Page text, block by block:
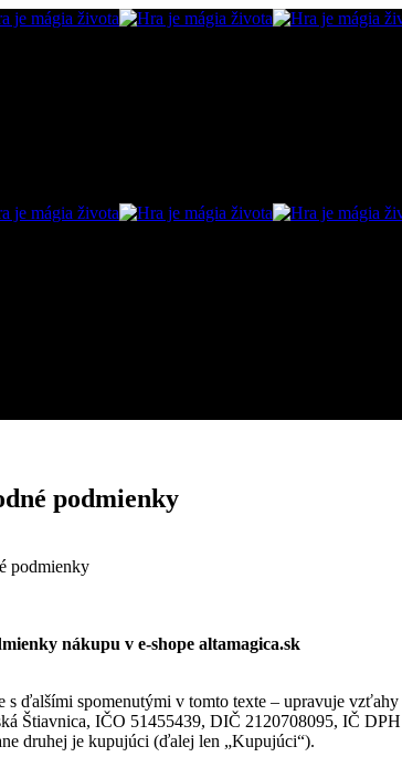
podmienky
podmienky
nákupu v e-shope altamagica.sk
s ďalšími spomenutými v tomto texte – upravuje
Štiavnica, IČO 51455439, DIČ 2120708095, IČ
druhej je kupujúci (ďalej len „Kupujúci“).